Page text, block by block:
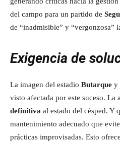
del campo para un partido de
de “inadmisible” y “vergonzosa”
Exigencia de
La imagen del estadio Butarque y
visto afectada por este suceso. La
definitiva al estado del césped. Y
mantenimiento adecuado que
prácticas improvisadas. Esto